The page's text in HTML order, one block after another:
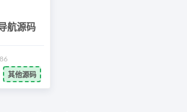
航源码
其他源码